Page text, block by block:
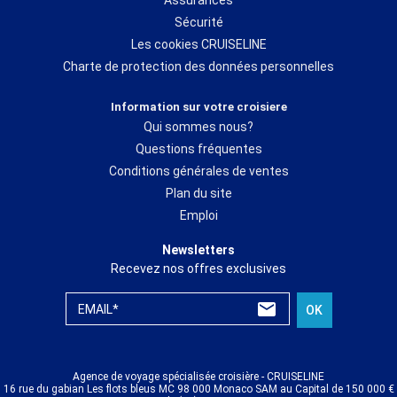
capitale, Port Denarau et Savusavu, son terminal maritime
constitue l'une des principales portes d'entrée de l'archipel.
Servant d'escales à de nombreux bateaux assurant les
croisières Lautoka, il se situe à quelques minutes seulement
ville. Il existe plusieurs façons de s'amuser et de se détendre
des mers, la plongée sous-marine et le snorkeling sont une
expérience inoubliable. En famille ou entre amis, la balade
dans le marché très animé de Lautoka offre un aperçu du
charme de la destination. Visiter le Lautoka Sugar Mill et
prendre le petit train touristique sont deux autres alternatives
Sécurité
Les cookies CRUISELINE
Charte de protection des données personnelles
Information sur votre croisiere
Qui sommes nous?
Questions fréquentes
Conditions générales de ventes
Plan du site
Emploi
Newsletters
Recevez nos offres exclusives
EMAIL* OK
Agence de voyage spécialisée croisière - CRUISELINE
16 rue du gabian Les flots bleus MC 98 000 Monaco SAM au Capital de 150 000 €